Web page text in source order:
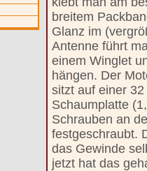
breitem
Glanz im
Antenne führt
einem Winglet
hängen. Der
sitzt auf einer
Schaumplatte
Schrauben an
festgeschraubt.
das Gewinde
jetzt hat das